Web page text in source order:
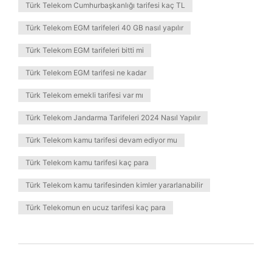
Türk Telekom Cumhurbaşkanlığı tarifesi kaç TL
Türk Telekom EGM tarifeleri 40 GB nasıl yapılır
Türk Telekom EGM tarifeleri bitti mi
Türk Telekom EGM tarifesi ne kadar
Türk Telekom emekli tarifesi var mı
Türk Telekom Jandarma Tarifeleri 2024 Nasıl Yapılır
Türk Telekom kamu tarifesi devam ediyor mu
Türk Telekom kamu tarifesi kaç para
Türk Telekom kamu tarifesinden kimler yararlanabilir
Türk Telekomun en ucuz tarifesi kaç para